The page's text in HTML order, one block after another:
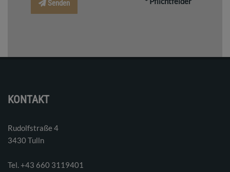
Senden
KONTAKT
Rudolfstraße 4
3430 Tulln
Tel. ‭+43 660 3119401‬